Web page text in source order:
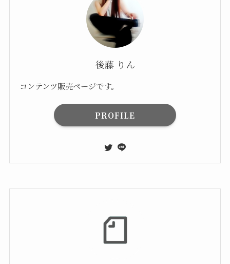
後藤 りん
コンテンツ販売ページです。
PROFILE